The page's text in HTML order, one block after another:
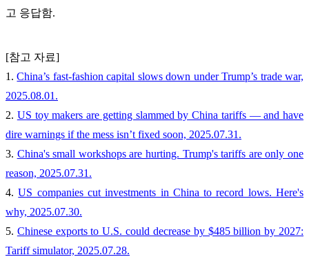
고 응답함.
[참고 자료]
1.China’s fast-fashion capital slows down under Trump’s trade war,
2025.08.01.
2. US toy makers are getting slammed by China tariffs — and have
dire warnings if the mess isn’t fixed soon, 2025.07.31.
3. China's small workshops are hurting. Trump's tariffs are only one
reason, 2025.07.31.
4.US companies cut investments in China to record lows. Here's
why, 2025.07.30.
5. Chinese exports to U.S. could decrease by $485 billion by 2027:
Tariff simulator, 2025.07.28.